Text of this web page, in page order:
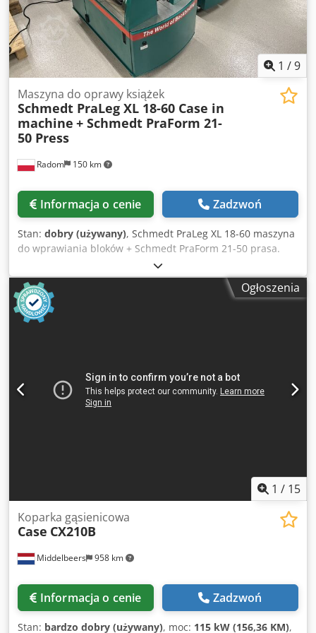
1 /9
Radom 150 km
Maszyna do oprawy książek
Schmedt PraLeg XL 18-60 Case in
machine + Schmedt PraForm 21-
50 Press
Informacja o cenie Zadzwoń
Stan: dobry (używany), Schmedt PraLeg XL 18-60 maszyna
do wprawiania bloków + Schmedt PraForm 21-50 prasa.
Wyprodukowane w 2022 roku. Schmedt PraLeg XL 18-60
maszyna do wprawiania bloków książek Maszyna w
dobrym stanie, gotowa do pracy. Służy do wprawiania
bloku książki w przygotowaną oprawę twardą. Dwie głowice
klejące, płynna regulacja grubości klejenia. Formaty:
300 kg Wyprodukowano w Niemczech. Schmedt PraForm
21-50 prasa do książek Prasa do książek z nożem do
wycinania rowków. Wyprodukowana przez Schmedt,
Ogłoszenia
1 / 15
Middelbeers 958 km
Koparka gąsienicowa
Case CX210B
Informacja o cenie Zadzwoń
Stan: bardzo dobry (używany), moc: 115 kW (156,36 KM),